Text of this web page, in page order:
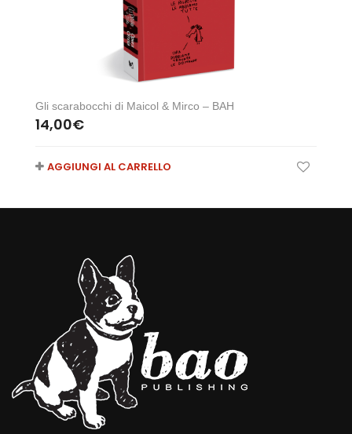
Gli scarabocchi di Maicol & Mirco – BAH
14,00€
AGGIUNGI AL CARRELLO